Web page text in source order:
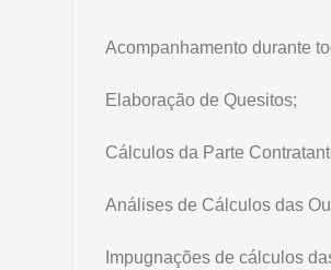
Acompanhamento durante
Elaboração de Quesitos;
Cálculos da Parte
Análises de Cálculos das
Impugnações de cálculos